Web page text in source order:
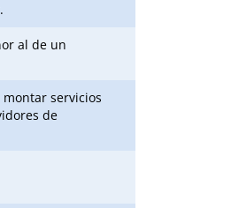
al de un
servicios
de